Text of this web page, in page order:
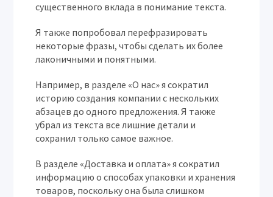
существенного вклада в понимание текста.
Я также попробовал перефразировать
некоторые фразы, чтобы сделать их более
лаконичными и понятными.
Например, в разделе «О нас» я сократил
историю создания компании с нескольких
абзацев до одного предложения. Я также
убрал из текста все лишние детали и
сохранил только самое важное.
В разделе «Доставка и оплата» я сократил
информацию о способах упаковки и хранения
товаров, поскольку она была слишком